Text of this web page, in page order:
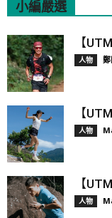
小編嚴選
【
人物
【
人物
【
人物